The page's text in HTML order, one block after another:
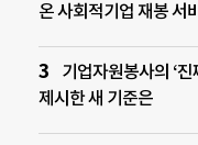
온 사회적기업 재봉 서
기업자원봉사의 ‘
제시한 새 기준은